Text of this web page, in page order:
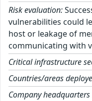
Risk evaluation:
vulnerabilities could
host or leakage of
communicating with
Critical infrastructure
Countries/areas
Company